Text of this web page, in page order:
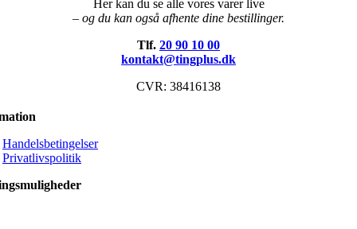
Her kan du se alle vores varer live
– og du kan også afhente dine bestillinger.
Tlf. 20 90 10 00
kontakt@tingplus.dk
CVR: 38416138
Handelsbetingelser
Privatlivspolitik